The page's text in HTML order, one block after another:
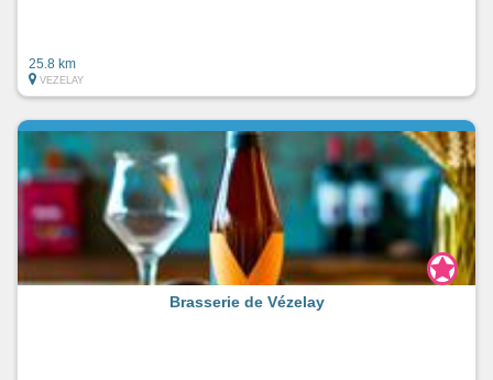
25.8 km
VEZELAY
Brasserie de Vézelay